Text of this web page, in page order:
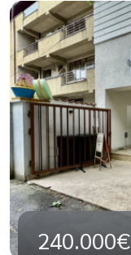
240.000€